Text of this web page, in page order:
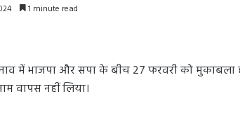
1 minute read
में भाजपा और सपा के बीच 27 फरवरी को मुकाबला
वापस नहीं लिया।